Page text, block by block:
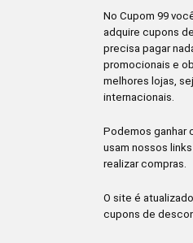
No Cupom 99
adquire cupons
precisa pagar
promocionais e
melhores lojas,
internacionais.
Podemos ganhar
usam nossos
realizar compras.
O site é
cupons de